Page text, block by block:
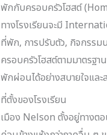
พักกับครอบครัวโฮสต์
ทางโรงเรียนจะมี
ที่พัก, การปรับตัว, กิจกรรม
ครอบครัวโฮสต์ตามมาตรฐา
พักผ่อนได้อย่างสบายใจแล
ที่ตั้งของโรงเรียน
เมือง Nelson ตั้งอยู่ทางตอ